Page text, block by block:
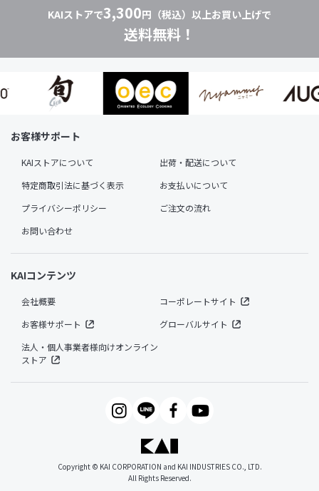
KAIストアで3,300円（税込）以上お買い上げで
送料無料！
お客様サポート
KAIストアについて
出荷・配送について
特定商取引法に基づく表示
お支払いについて
プライバシーポリシー
ご注文の流れ
お問い合わせ
KAIコンテンツ
会社概要
コーポレートサイト
お客様サポート
グローバルサイト
法人・個人事業者様向けオンライン
ストア
Copyright © KAI CORPORATION and KAI INDUSTRIES CO., LTD.
All Rights Reserved.